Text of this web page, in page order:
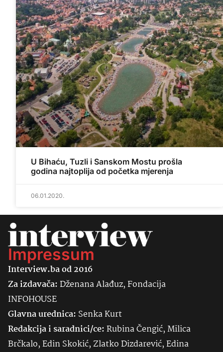
U Bihaću, Tuzli i Sanskom Mostu prošla
godina najtoplija od početka mjerenja
06.01.2020.
Impressum
Interview.ba od 2016
Za izdavača:Dženana Alađuz, Fondacija
INFOHOUSE
Glavna urednica: SenkaKurt
Redakcija i saradnici/ce:Rubina Čengić, Milica
Brčkalo, Edin Skokić, Zlatko Dizdarević, Edina